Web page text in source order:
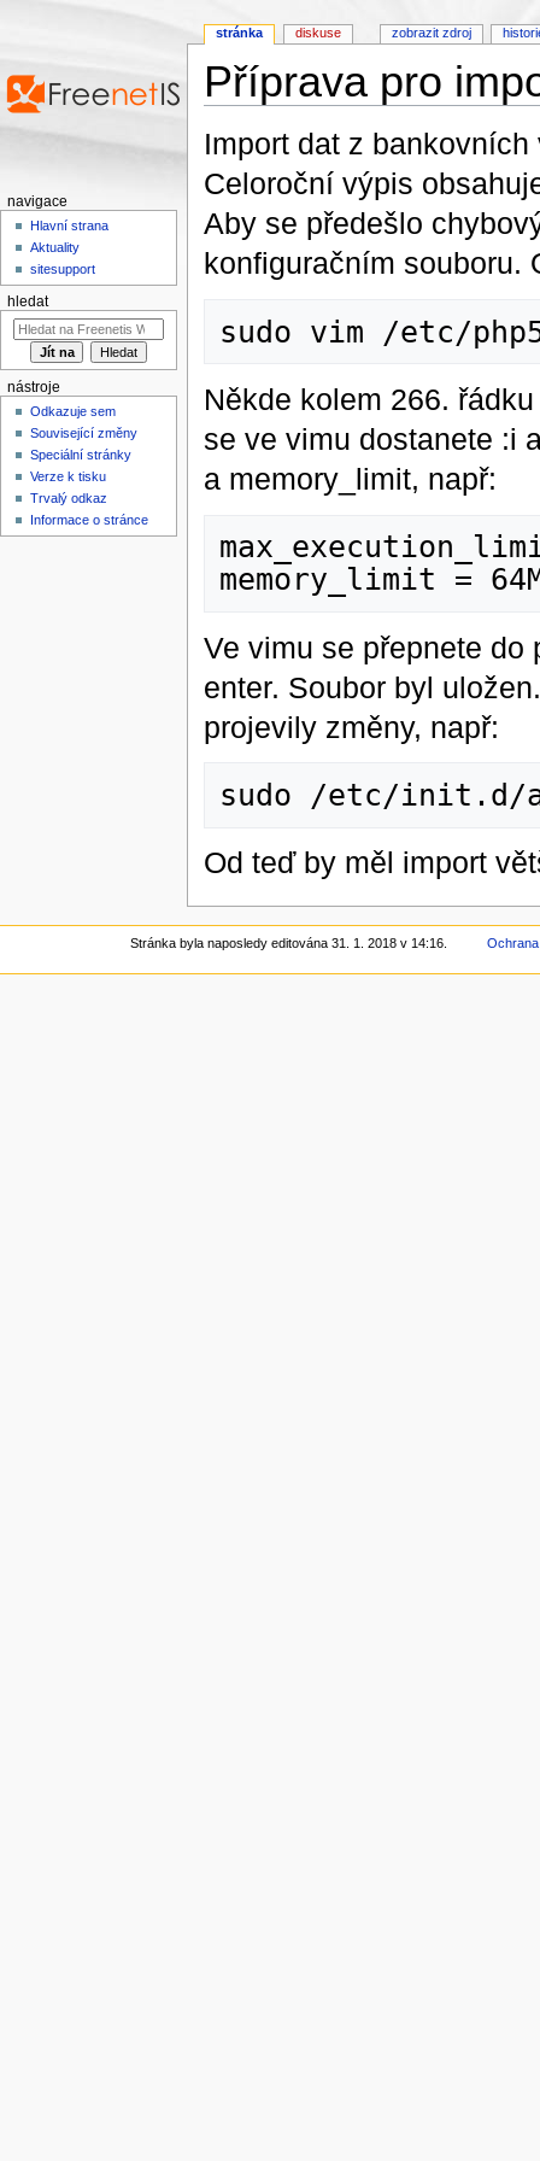
Příprava pro
Import dat z
Celoroční výpis
Aby se předešlo
konfiguračním souboru.
Někde kolem 266.
se ve vimu dostanete :i
a memory_limit, např:
Ve vimu se přepnete do
enter. Soubor byl
projevily změny, např:
Od teď by měl import
stránka diskuse zobrazit zdroj
navigace
Hlavní strana
Aktuality
sitesupport
hledat
nástroje
Odkazuje sem
Související změny
Speciální stránky
Verze k tisku
Trvalý odkaz
Informace o stránce
Stránka byla naposledy editována 31. 1. 2018 v 14:16.